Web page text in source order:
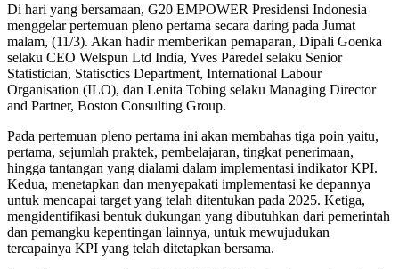
Di hari yang bersamaan, G20 EMPOWER Presidensi Indonesia
menggelar pertemuan pleno pertama secara daring pada Jumat
malam, (11/3). Akan hadir memberikan pemaparan, Dipali Goenka
selaku CEO Welspun Ltd India, Yves Paredel selaku Senior
Statistician, Statisctics Department, International Labour
Organisation (ILO), dan Lenita Tobing selaku Managing Director
and Partner, Boston Consulting Group.
Pada pertemuan pleno pertama ini akan membahas tiga poin yaitu,
pertama, sejumlah praktek, pembelajaran, tingkat penerimaan,
hingga tantangan yang dialami dalam implementasi indikator KPI.
Kedua, menetapkan dan menyepakati implementasi ke depannya
untuk mencapai target yang telah ditentukan pada 2025. Ketiga,
mengidentifikasi bentuk dukungan yang dibutuhkan dari pemerintah
dan pemangku kepentingan lainnya, untuk mewujudukan
tercapainya KPI yang telah ditetapkan bersama.